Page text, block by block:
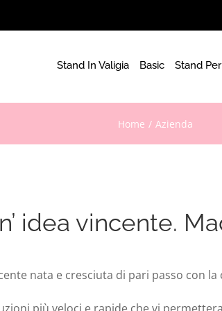
Stand In Valigia Basic Stand
Home Azienda
idea vincente.
nata e cresciuta di pari passo con
più veloci e rapide che vi